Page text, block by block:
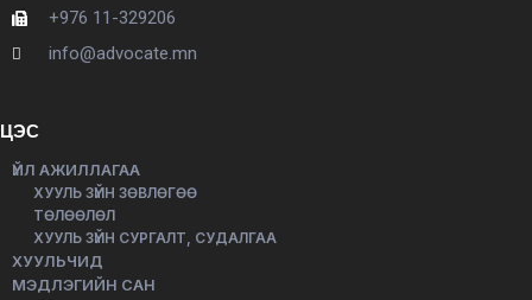
+976 11-329206
info@advocate.mn
ЦЭС
ҮЙЛ АЖИЛЛАГАА
ХУУЛЬ ЗҮЙН ЗӨВЛӨГӨӨ
ТӨЛӨӨЛӨЛ
ХУУЛЬ ЗҮЙН СУРГАЛТ, СУДАЛГАА
ХУУЛЬЧИД
МЭДЛЭГИЙН САН